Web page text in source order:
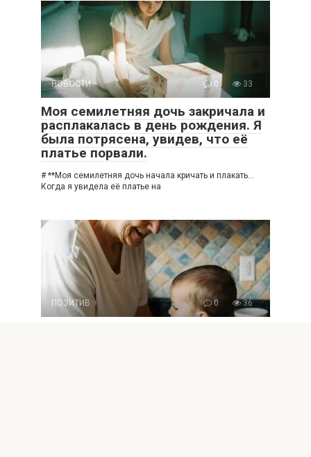
НОВОСТИ 0 33
Моя семилетняя дочь закричала и
расплакалась в день рождения. Я
была потрясена, увидев, что её
платье порвали.
# **Моя семилетняя дочь начала кричать и плакать…
Когда я увидела её платье на
ПОЗИТИВ 0 36